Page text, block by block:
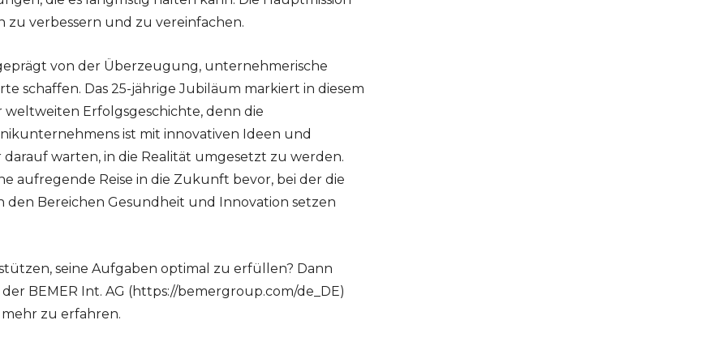
zu verbessern und zu vereinfachen.
von der Überzeugung, unternehmerische
schaffen. Das 25-jährige Jubiläum markiert in diesem
Erfolgsgeschichte, denn die
ist mit innovativen Ideen und
warten, in die Realität umgesetzt zu werden.
aufregende Reise in die Zukunft bevor, bei der die
Bereichen Gesundheit und Innovation setzen
seine Aufgaben optimal zu erfüllen? Dann
BEMER Int. AG (https://bemergroup.com/de_DE)
zu erfahren.